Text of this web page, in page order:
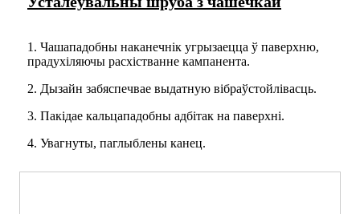
1. Чашападобны наканечнік угрызаецца ў паверхню,
прадухіляючы расхістванне кампанента.
2. Дызайн забяспечвае выдатную вібраўстойлівасць.
3. Пакідае кальцападобны адбітак на паверхні.
4. Увагнуты, паглыблены канец.